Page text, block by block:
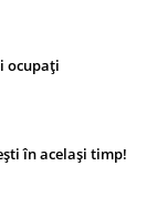
ocupați
în același timp!